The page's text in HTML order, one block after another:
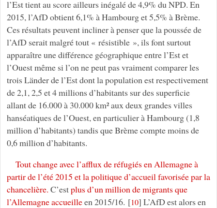
l’Est tient au score ailleurs inégalé de 4,9% du NPD. En
2015, l’AfD obtient 6,1% à Hambourg et 5,5% à Brème.
Ces résultats peuvent incliner à penser que la poussée de
l’AfD serait malgré tout « résistible », ils font surtout
apparaître une différence géographique entre l’Est et
l’Ouest même si l’on ne peut pas vraiment comparer les
trois Länder de l’Est dont la population est respectivement
de 2,1, 2,5 et 4 millions d’habitants sur des superficie
allant de 16.000 à 30.000 km² aux deux grandes villes
hanséatiques de l’Ouest, en particulier à Hambourg (1,8
million d’habitants) tandis que Brème compte moins de
0,6 million d’habitants.
Tout change avec l’afflux de réfugiés en Allemagne à
partir de l’été 2015 et la politique d’accueil favorisée par la
chancelière. C’estplus d’un million de migrants que
l’Allemagne accueilleen 2015/16. [10] L’AfD est alors en